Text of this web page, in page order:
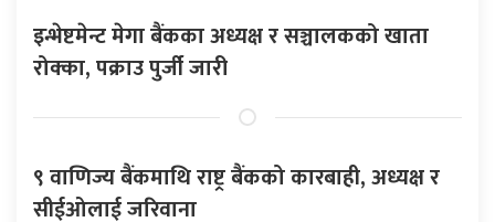
इन्भेष्टमेन्ट मेगा बैंकका अध्यक्ष र सञ्चालकको खाता
रोक्का, पक्राउ पुर्जी जारी
९ वाणिज्य बैंकमाथि राष्ट्र बैंकको कारबाही, अध्यक्ष र
सीईओलाई जरिवाना